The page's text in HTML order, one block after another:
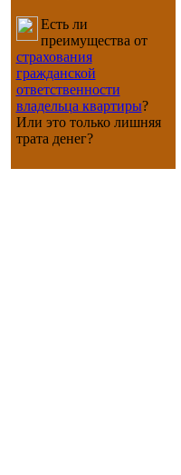
Есть ли
преимущества от
страхования
гражданской
ответственности
владельца квартиры?
Или это только лишняя
трата денег?